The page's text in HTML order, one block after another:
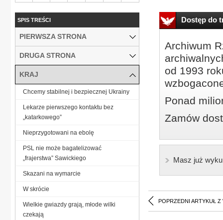
Dostęp do
Archiwum
od 1993
Ponad
Zamów
Masz już
POPRZEDNI ARTYKUŁ Z
SPIS TREŚCI
PIERWSZA STRONA
DRUGA STRONA
KRAJ
Chcemy stabilnej i bezpiecznej Ukrainy
Lekarze pierwszego kontaktu bez
„katarkowego”
Nieprzygotowani na ebolę
PSL nie może bagatelizować
„frajerstwa” Sawickiego
Skazani na wymarcie
W skrócie
Wielkie gwiazdy grają, młode wilki
czekają